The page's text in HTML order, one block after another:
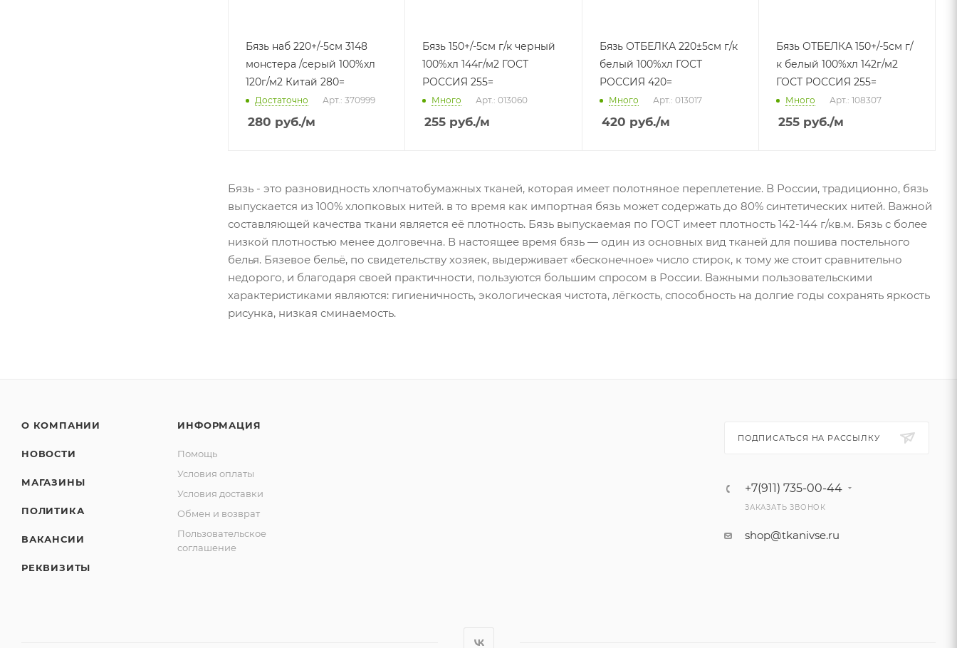
Бязь наб 220+/-5см 3148
монстера /серый 100%хл
120г/м2 Китай 280=
Достаточно Арт.: 370999
280 руб./м
Бязь 150+/-5см г/к черный
100%хл 144г/м2 ГОСТ
РОССИЯ 255=
Много Арт.: 013060
255 руб./м
Бязь ОТБЕЛКА 220±5см г/к
белый 100%хл ГОСТ
РОССИЯ 420=
Много Арт.: 013017
420 руб./м
Бязь ОТБЕЛКА 150+/-5см г/
к белый 100%хл 142г/м2
ГОСТ РОССИЯ 255=
Много Арт.: 108307
255руб./м
Бязь - это разновидность хлопчатобумажных тканей, которая имеет полотняное переплетение. В России, традиционно, бязь
выпускается из 100% хлопковых нитей. в то время как импортная бязь может содержать до 80% синтетических нитей. Важной
составляющей качества ткани является её плотность. Бязь выпускаемая по ГОСТ имеет плотность 142-144 г/кв.м. Бязь с более
низкой плотностью менее долговечна. В настоящее время бязь — один из основных вид тканей для пошива постельного
белья. Бязевое бельё, по свидетельству хозяек, выдерживает «бесконечное» число стирок, к тому же стоит сравнительно
недорого, и благодаря своей практичности, пользуются большим спросом в России. Важными пользовательскими
характеристиками являются: гигиеничность, экологическая чистота, лёгкость, способность на долгие годы сохранять яркость
рисунка, низкая сминаемость.
О КОМПАНИИ
НОВОСТИ
МАГАЗИНЫ
ПОЛИТИКА
ВАКАНСИИ
РЕКВИЗИТЫ
ИНФОРМАЦИЯ
Помощь
Условия оплаты
Условия доставки
Обмен и возврат
Пользовательское
соглашение
ПОДПИСАТЬСЯ НА РАССЫЛКУ
+7(911) 735-00-44
ЗАКАЗАТЬ ЗВОНОК
shop@tkanivse.ru